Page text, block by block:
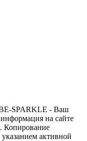
SPARKLE - Ваш
на сайте
Копирование
активной